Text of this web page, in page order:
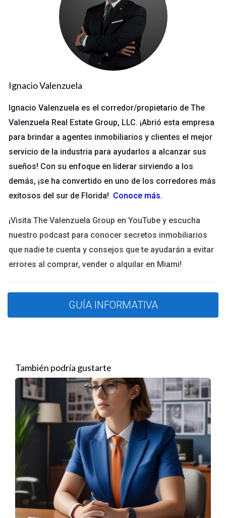
inmobiliarios en la búsqueda de la opción que se adapte mejor
a sus necesidades específicas.
Tipos de software para gestión de
clientes y propiedades
En el vasto panorama de software disponible, es esencial
entender los distintos tipos que pueden ayudar a mejorar la
gestión de clientes y propiedades.
Software CRM
El software de gestión de relaciones con los clientes (CRM)
es una herramienta fundamental para mantener un trato
cercano y personalizado con clientes potenciales y actuales.
Este tipo de software permite:
Segmentar la información de los clientes para
personalizar la comunicación.
Automatizar tareas como el envío de correos
electrónicos y recordatorios de seguimiento.
Generar informes sobre el desempeño y tendencias del
Adoptar un sistema CRM eficaz puede transformar la forma
en que interactúas con tus clientes, construyendo relaciones
más fuertes y duraderas.
facilitar la administración de bienes raíces, enfocándose en
tareas relacionadas con el mantenimiento y la gestión del
inventario. Las características comunes incluyen:
Seguimiento de arrendatarios y contratos de alquiler.
Gestión de pagos y facturación.
Generación de informes financieros y de ocupación.
Herramientas de marketing para promocionar
propiedades.
Este software se convierte en un aliado esencial para quienes
gestionan diversas propiedades, optimizando cada fase del
Ignacio Valenzuela
Ignacio Valenzuela es el corredor/propietario de The
Valenzuela Real Estate Group, LLC. ¡Abrió esta empresa
para brindar a agentes inmobiliarios y clientes el mejor
servicio de la industria para ayudarlos a alcanzar sus
sueños! Con su enfoque en liderar sirviendo a los
demás, ¡se ha convertido en uno de los corredores más
exitosos del sur de Florida! Conoce más.
¡Visita The Valenzuela Group en YouTube y escucha
nuestro podcast para conocer secretos inmobiliarios
que nadie te cuenta y consejos que te ayudarán a evitar
errores al comprar, vender o alquilar en Miami!
GUÍA INFORMATIVA
También podría gustarte